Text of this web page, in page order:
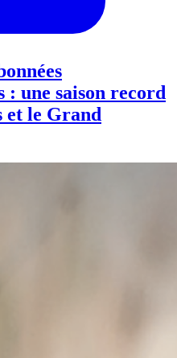
: une saison record
et le Grand